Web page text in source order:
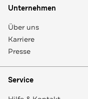
Unternehmen
Über uns
Karriere
Presse
Service